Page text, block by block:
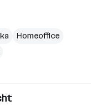
Homeoffice